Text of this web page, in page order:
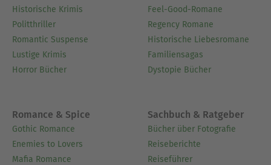
Historische Krimis
Politthriller
Romantic Suspense
Lustige Krimis
Horror Bücher
Feel-Good-Romane
Regency Romane
Historische Liebesromane
Familiensagas
Dystopie Bücher
Romance & Spice
Gothic Romance
Enemies to Lovers
Mafia Romance
Sachbuch & Ratgeber
Bücher über Fotografie
Reiseberichte
Reiseführer